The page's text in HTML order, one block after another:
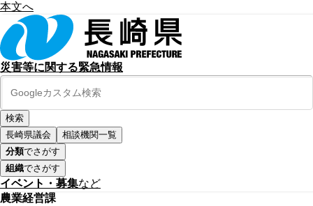
本文へ
災害等に関する緊急情報
長崎県議会
相談機関一覧
分類でさがす
組織でさがす
イベント・募集など
農業経営課